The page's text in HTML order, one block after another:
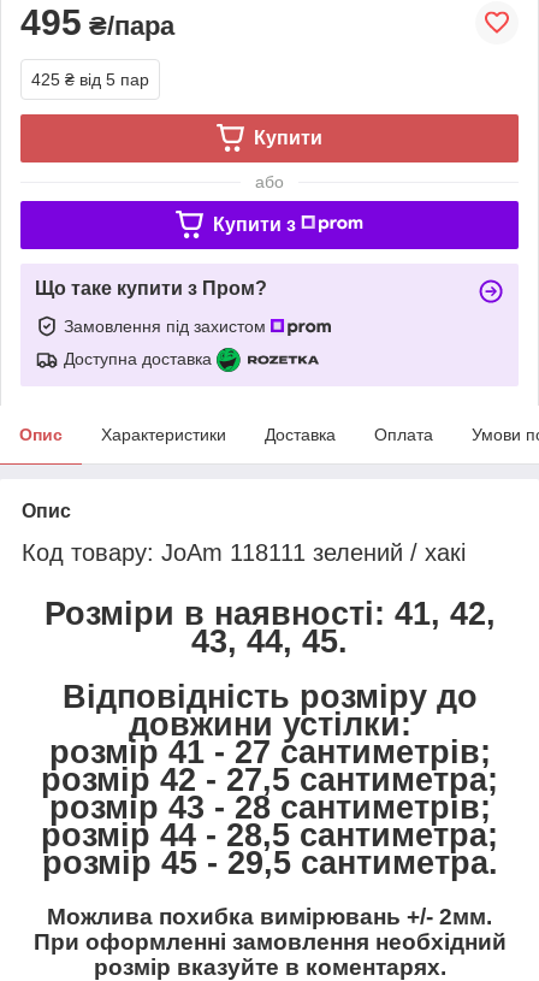
495 ₴/пара
425 ₴ від 5 пар
Купити
або
Купити з
Що таке купити з Пром?
Замовлення під захистом
Доступна доставка
Опис Характеристики Доставка Оплата Умови
Опис
Код товару: JoAm 118111 зелений / хакі
Розміри в наявності: 41, 42,
43, 44, 45.
Відповідність розміру до
довжини устілки:
розмір 41 - 27 сантиметрів;
розмір 42 - 27,5 сантиметра;
розмір 43 - 28 сантиметрів;
розмір 44 - 28,5 сантиметра;
розмір 45 - 29,5 сантиметра.
Можлива похибка вимірювань +/- 2мм.
При оформленні замовлення необхідний
розмір вказуйте в коментарях.